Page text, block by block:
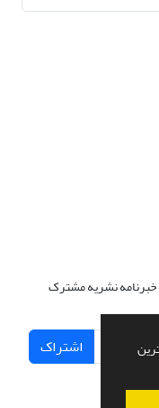
خبرنامه نشریه مشترک
اشتراک